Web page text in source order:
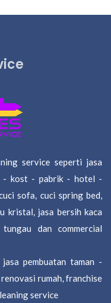
service seperti jasa
- kost - pabrik - hotel -
sofa, cuci spring bed,
kristal, jasa bersih kaca
dan commercial
pembuatan taman -
rumah, franchise
service